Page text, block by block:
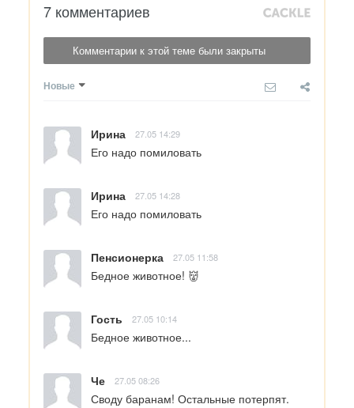
7 комментариев
Комментарии к этой теме были закрыты
Новые
Ирина 27.05 14:29
Его надо помиловать
Ирина 27.05 14:28
Его надо помиловать
Пенсионерка 27.05 11:58
Бедное животное! 👹
Гость 27.05 10:14
Бедное животное...
Че 27.05 08:26
Своду баранам! Остальные потерпят.